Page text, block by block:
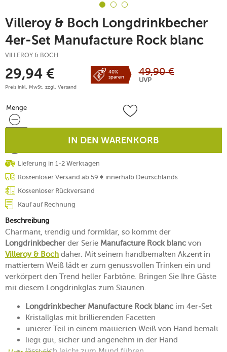
Villeroy & Boch Longdrinkbecher
4er-Set Manufacture Rock blanc
VILLEROY & BOCH
29,94 €
Preis inkl. MwSt. zzgl. Versand
40%
sparen
49,90 €
UVP
Menge
Menge
IN DEN WARENKORB
Lieferung in 1-2 Werktagen
Kostenloser Versand ab 59 € innerhalb Deutschlands
Kostenloser Rückversand
Kauf auf Rechnung
Beschreibung
Charmant, trendig und formklar, so kommt der
Longdrinkbecher der Serie Manufacture Rock blancvon
Villeroy & Boch daher. Mit seinem handbemalten Akzent in
mattiertem Weiß lädt er zum genussvollen Trinken ein und
verkörpert den Trend heller Farbtöne. Bringen Sie Ihre Gäste
mit diesem Longdrinkglas zum Staunen.
Longdrinkbecher Manufacture Rock blancim 4er-Set
Kristallglas mit brillierenden Facetten
unterer Teil in einem mattierten Weiß von Hand bemalt
liegt gut, sicher und angenehm in der Hand